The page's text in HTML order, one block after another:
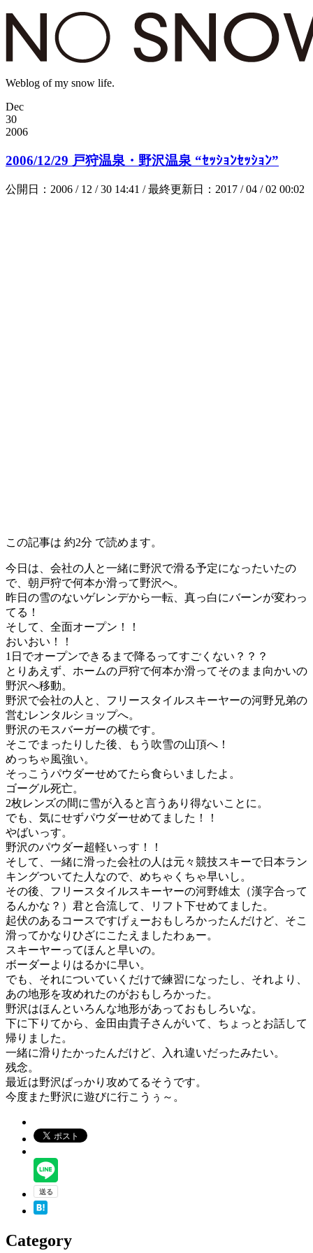
Weblog of my snow life.
Dec
30
2006
2006/12/29 戸狩温泉・野沢温泉 “ｾｯｼｮﾝｾｯｼｮﾝ”
公開日：2006 / 12 / 30 14:41 / 最終更新日：2017 / 04 / 02 00:02
この記事は 約2分 で読めます。
今日は、会社の人と一緒に野沢で滑る予定になったいたの
で、朝戸狩で何本か滑って野沢へ。
昨日の雪のないゲレンデから一転、真っ白にバーンが変わっ
てる！
そして、全面オープン！！
おいおい！！
1日でオープンできるまで降るってすごくない？？？
とりあえず、ホームの戸狩で何本か滑ってそのまま向かいの
野沢へ移動。
野沢で会社の人と、フリースタイルスキーヤーの河野兄弟の
営むレンタルショップへ。
野沢のモスバーガーの横です。
そこでまったりした後、もう吹雪の山頂へ！
めっちゃ風強い。
そっこうパウダーせめてたら食らいましたよ。
ゴーグル死亡。
2枚レンズの間に雪が入ると言うあり得ないことに。
でも、気にせずパウダーせめてました！！
やばいっす。
野沢のパウダー超軽いっす！！
そして、一緒に滑った会社の人は元々競技スキーで日本ラン
キングついてた人なので、めちゃくちゃ早いし。
その後、フリースタイルスキーヤーの河野雄太（漢字合って
るんかな？）君と合流して、リフト下せめてました。
起伏のあるコースですげぇーおもしろかったんだけど、そこ
滑ってかなりひざにこたえましたわぁー。
スキーヤーってほんと早いの。
ボーダーよりはるかに早い。
でも、それについていくだけで練習になったし、それより、
あの地形を攻めれたのがおもしろかった。
野沢はほんといろんな地形があっておもしろいな。
下に下りてから、金田由貴子さんがいて、ちょっとお話して
帰りました。
一緒に滑りたかったんだけど、入れ違いだったみたい。
残念。
最近は野沢ばっかり攻めてるそうです。
今度また野沢に遊びに行こうぅ～。
Category